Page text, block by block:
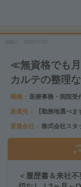
≪無資格でも
カルテの整理
職種
医療事務・病院受
派遣先
【勤務地選べ
派遣会社
株式会社ス
＜履歴書＆来社